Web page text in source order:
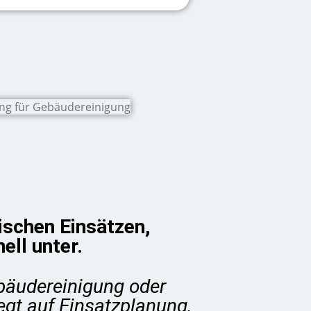
Einsätzen,
unter.
oder
auf Einsatzplanung,